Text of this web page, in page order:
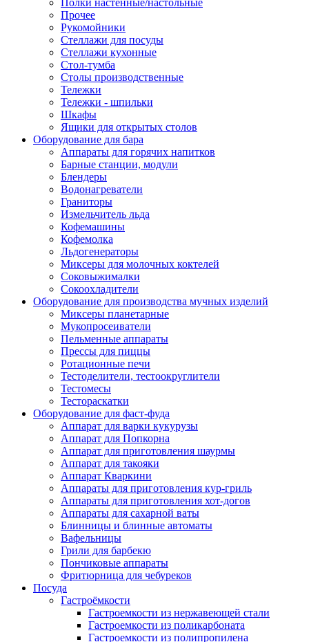
Полки настенные/настольные
Прочее
Рукомойники
Стеллажи для посуды
Стеллажи кухонные
Стол-тумба
Столы производственные
Тележки
Тележки - шпильки
Шкафы
Ящики для открытых столов
Оборудование для бара
Аппараты для горячих напитков
Барные станции, модули
Блендеры
Водонагреватели
Граниторы
Измельчитель льда
Кофемашины
Кофемолка
Льдогенераторы
Миксеры для молочных коктелей
Соковыжималки
Сокоохладители
Оборудование для производства мучных изделий
Миксеры планетарные
Мукопросеиватели
Пельменные аппараты
Прессы для пиццы
Ротационные печи
Тестоделители, тестоокруглители
Тестомесы
Тестораскатки
Оборудование для фаст-фуда
Аппарат для варки кукурузы
Аппарат для Попкорна
Аппарат для приготовления шаурмы
Аппарат для такояки
Аппарат Кваркини
Аппараты для приготовления кур-гриль
Аппараты для приготовления хот-догов
Аппараты для сахарной ваты
Блинницы и блинные автоматы
Вафельницы
Грили для барбекю
Пончиковые аппараты
Фритюрница для чебуреков
Посуда
Гастроёмкости
Гастроемкости из нержавеющей стали
Гастроемкости из поликарбоната
Гастроемкости из полипропилена